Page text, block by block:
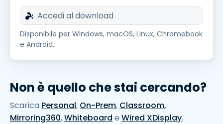
Accedi al download
Disponibile per Windows, macOS, Linux, Chromebook
e Android.
Non è quello che stai cercando?
Scarica Personal, On-Prem, Classroom,
Mirroring360,Whiteboard e Wired XDisplay.